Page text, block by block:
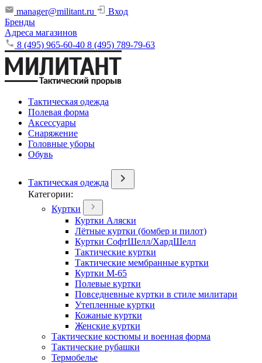
manager@militant.ru
Вход
Бренды
Адреса магазинов
8 (495) 965-60-40 8 (495) 789-79-63
Тактическая одежда
Полевая форма
Аксессуары
Снаряжение
Головные уборы
Обувь
Тактическая одежда
Категории:
Куртки
Куртки Аляски
Лётные куртки (бомбер и пилот)
Куртки СофтШелл/ХардШелл
Тактические куртки
Тактические мембранные куртки
Куртки М-65
Полевые куртки
Повседневные куртки в стиле милитари
Утепленные куртки
Кожаные куртки
Женские куртки
Тактические костюмы и военная форма
Тактические рубашки
Термобелье